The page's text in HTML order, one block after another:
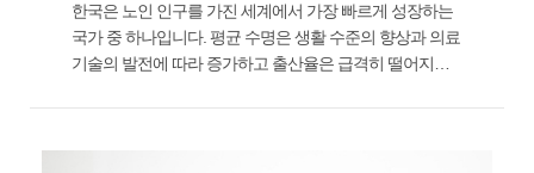
한국은 노인 인구를 가진 세계에서 가장 빠르게 성장하는
국가 중 하나입니다. 평균 수명은 생활 수준의 향상과 의료
기술의 발전에 따라 증가하고 출산율은 급격히 떨어지고